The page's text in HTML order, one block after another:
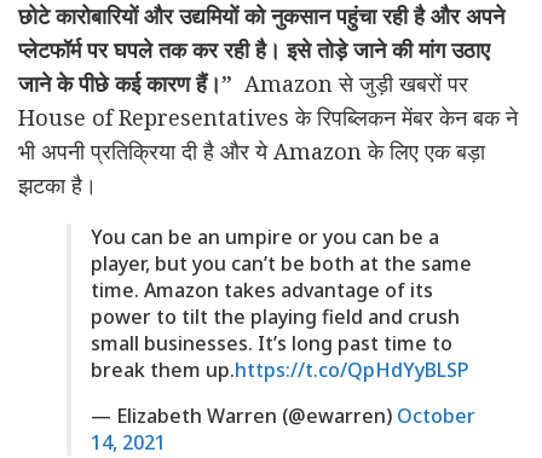
छोटे कारोबारियों और उद्यमियों को नुकसान पहुंचा रही है और अपने
प्लेटफॉर्म पर घपले तक कर रही है। इसे तोड़े जाने की मांग उठाए
जाने के पीछे कई कारण हैं।” Amazon से जुड़ी खबरों पर
House of Representatives के रिपब्लिकन मेंबर केन बक ने
भी अपनी प्रतिक्रिया दी है और ये Amazon के लिए एक बड़ा
झटका है।
You can be an umpire or you can be a
player, but you can’t be both at the same
time. Amazon takes advantage of its
power to tilt the playing field and crush
small businesses. It’s long past time to
break them up.https://t.co/QpHdYyBLSP
— Elizabeth Warren (@ewarren) October
14, 2021